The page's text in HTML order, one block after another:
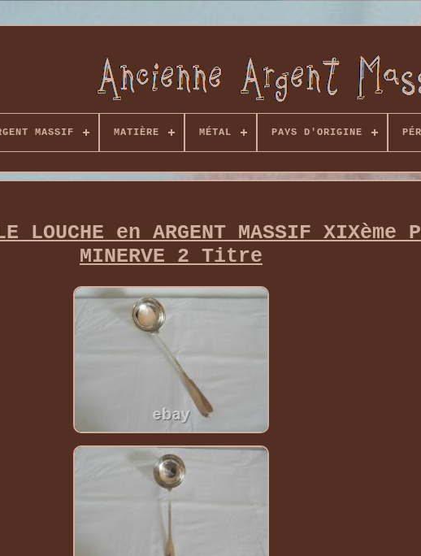
MASSIF MATIÈRE MÉTAL PAYS D'ORIGINE
LOUCHE en ARGENT MASSIF XIXème
MINERVE 2 Titre